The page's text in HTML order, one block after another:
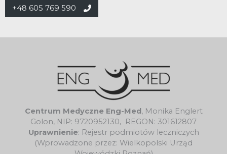
+48 605 769 590
Centrum Medyczne Eng-Med, Monika Englert
Golon, NIP: 9720952130, REGON: 301612807
Uprawnienie: Rejestr podmiotów leczniczych
(Wprowadzone przez: Wielkopolski Urząd